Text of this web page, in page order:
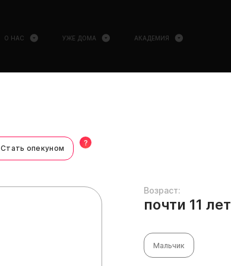
О НАС УЖЕ ДОМА АКАДЕМИЯ
Стать опекуном
?
Возраст:
почти 11 лет
Мальчик